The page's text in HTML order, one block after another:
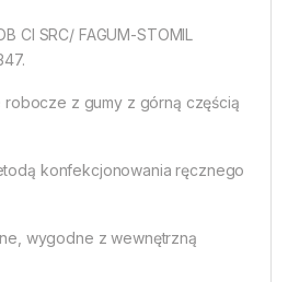
CI SRC/ FAGUM-STOMIL
z gumy z górną częścią
konfekcjonowania ręcznego
wygodne z wewnętrzną